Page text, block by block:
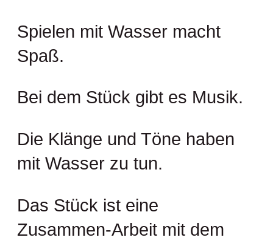
Spielen mit Wasser macht
Spaß.
Bei dem Stück gibt es Musik.
Die Klänge und Töne haben
mit Wasser zu tun.
Das Stück ist eine
Zusammen-Arbeit mit dem